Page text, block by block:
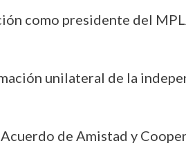
como presidente del
unilateral de la
de Amistad y